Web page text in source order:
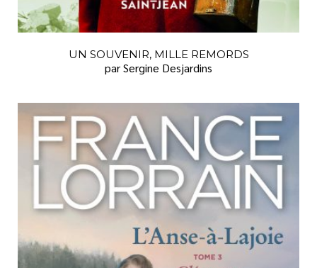
UN SOUVENIR, MILLE REMORDS
par Sergine Desjardins